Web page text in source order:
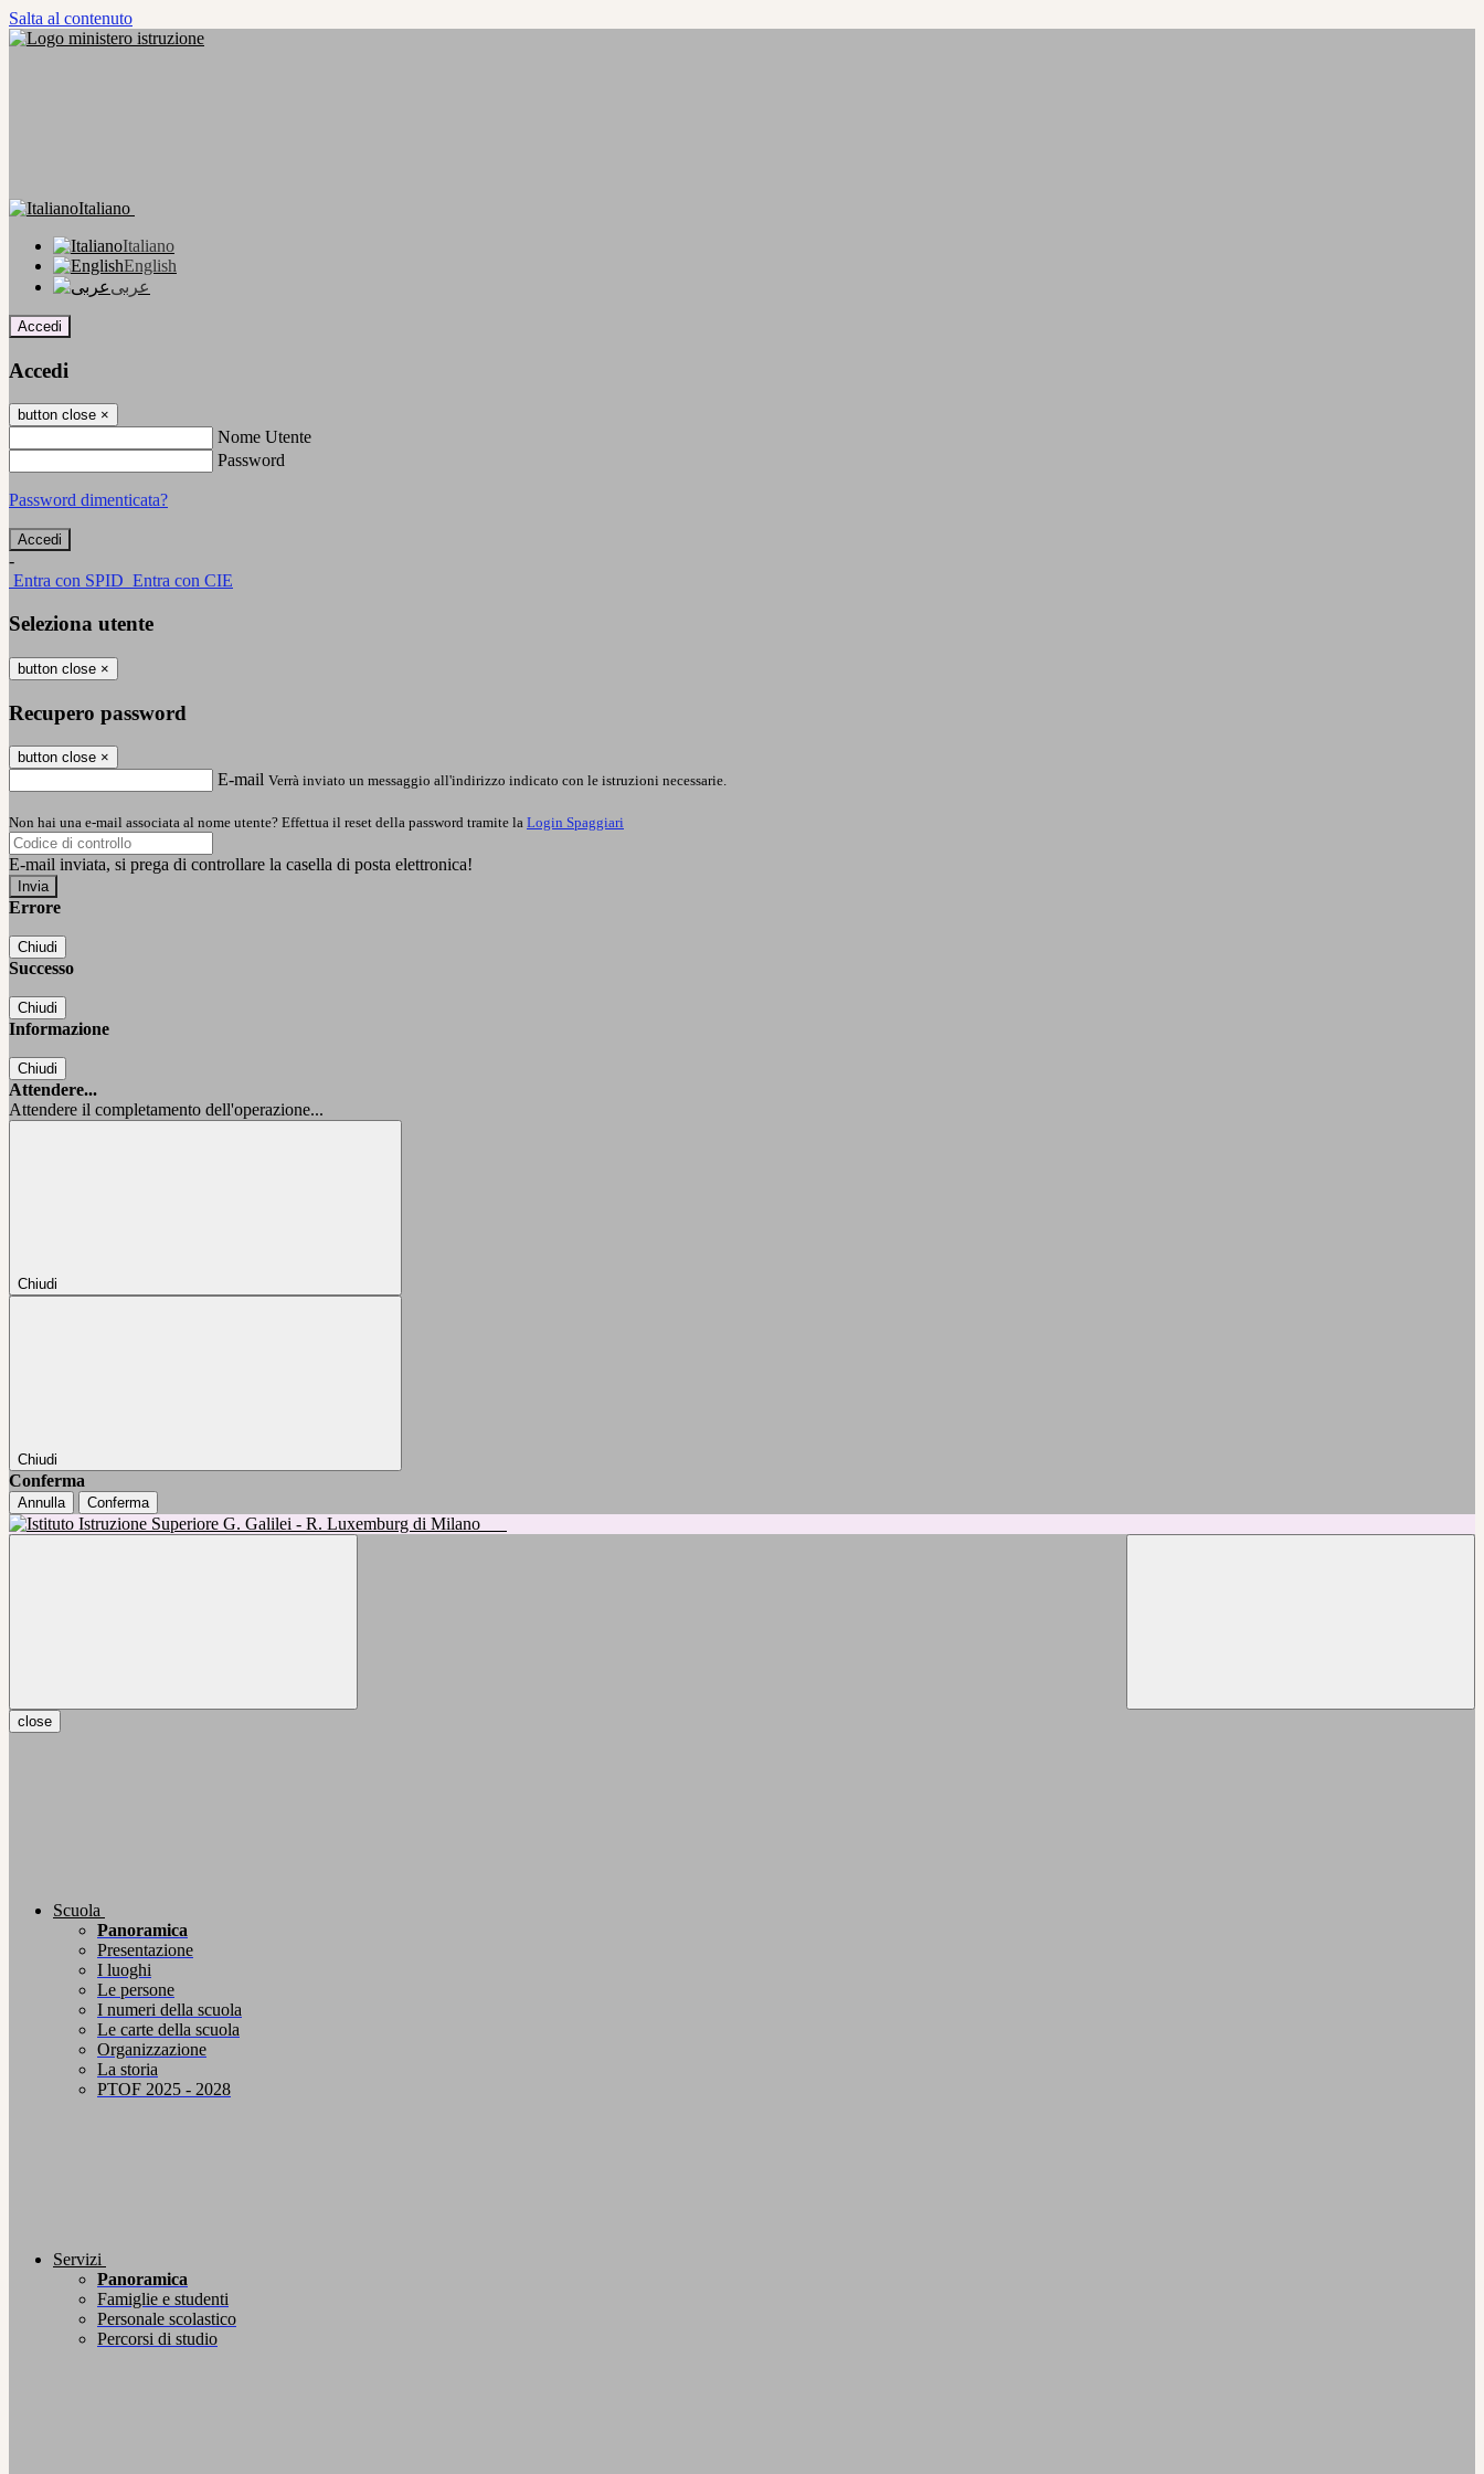
Salta al contenuto
Italiano
Italiano
English
عربى
Accedi
Accedi
button close ×
Nome Utente
Password
Password dimenticata?
-
Entra con SPID Entra con CIE
Seleziona utente
button close ×
Recupero password
button close ×
E-mail Verrà inviato un messaggio all'indirizzo indicato con le istruzioni necessarie.
Non hai una e-mail associata al nome utente? Effettua il reset della password tramite la Login Spaggiari
E-mail inviata, si prega di controllare la casella di posta elettronica!
Errore
Chiudi
Successo
Chiudi
Informazione
Chiudi
Attendere...
Attendere il completamento dell'operazione...
Chiudi
Chiudi
Conferma
Annulla Conferma
close
Scuola
Panoramica
Presentazione
I luoghi
Le persone
I numeri della scuola
Le carte della scuola
Organizzazione
La storia
PTOF 2025 - 2028
Servizi
Panoramica
Famiglie e studenti
Personale scolastico
Percorsi di studio